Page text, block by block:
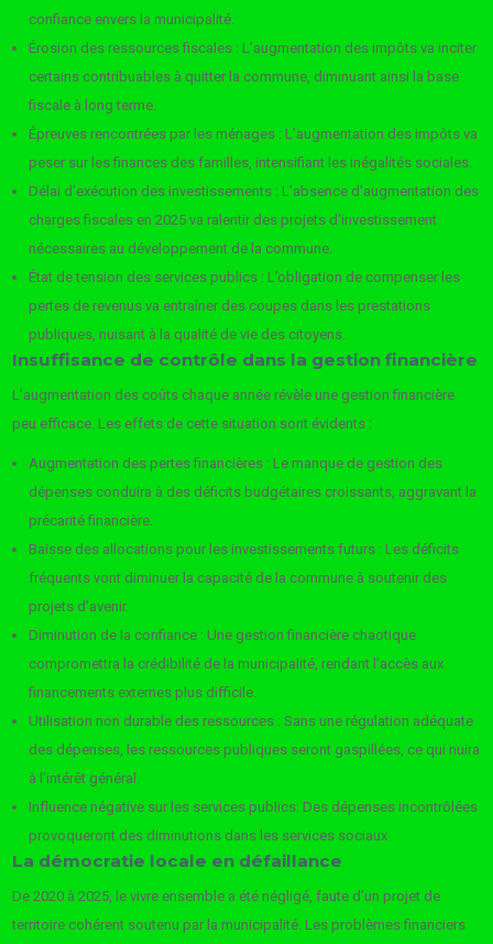
confiance envers la municipalité.
Érosion des ressources fiscales : L’augmentation des impôts va inciter
certains contribuables à quitter la commune, diminuant ainsi la base
fiscale à long terme.
Épreuves rencontrées par les ménages : L’augmentation des impôts va
peser sur les finances des familles, intensifiant les inégalités sociales.
Délai d’exécution des investissements : L’absence d’augmentation des
charges fiscales en 2025 va ralentir des projets d’investissement
nécessaires au développement de la commune.
État de tension des services publics : L’obligation de compenser les
pertes de revenus va entraîner des coupes dans les prestations
publiques, nuisant à la qualité de vie des citoyens.
Insuffisance de contrôle dans la gestion financière
L’augmentation des coûts chaque année révèle une gestion financière
peu efficace. Les effets de cette situation sont évidents :
Augmentation des pertes financières : Le manque de gestion des
dépenses conduira à des déficits budgétaires croissants, aggravant la
précarité financière.
Baisse des allocations pour les investissements futurs : Les déficits
fréquents vont diminuer la capacité de la commune à soutenir des
projets d’avenir.
Diminution de la confiance : Une gestion financière chaotique
compromettra la crédibilité de la municipalité, rendant l’accès aux
financements externes plus difficile.
Utilisation non durable des ressources : Sans une régulation adéquate
des dépenses, les ressources publiques seront gaspillées, ce qui nuira
à l’intérêt général.
Influence négative sur les services publics: Des dépenses incontrôlées
provoqueront des diminutions dans les services sociaux
La démocratie locale en défaillance
De 2020 à 2025, le vivre ensemble a été négligé, faute d’un projet de
territoire cohérent soutenu par la municipalité. Les problèmes financiers